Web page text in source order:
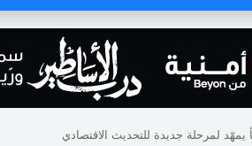
يمهّد لمرحلة جديدة للتحديث الاقتصادي